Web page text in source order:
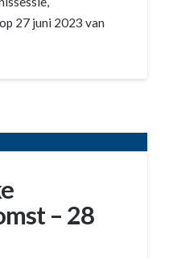
27 juni 2023 van
– 28